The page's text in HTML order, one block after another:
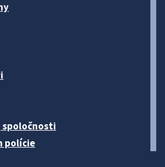
spoločnosti
polície